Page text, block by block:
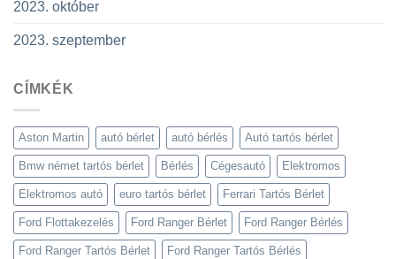
2023. október
2023. szeptember
CÍMKÉK
Aston Martin autó bérlet autó bérlés Autó tartós bérlet
Bmw német tartós bérlet Bérlés Cégesautó Elektromos
Elektromos autó euro tartós bérlet Ferrari Tartós Bérlet
Ford Flottakezelés Ford Ranger Bérlet Ford Ranger Bérlés
Ford Ranger Tartós Bérlet Ford Ranger Tartós Bérlés